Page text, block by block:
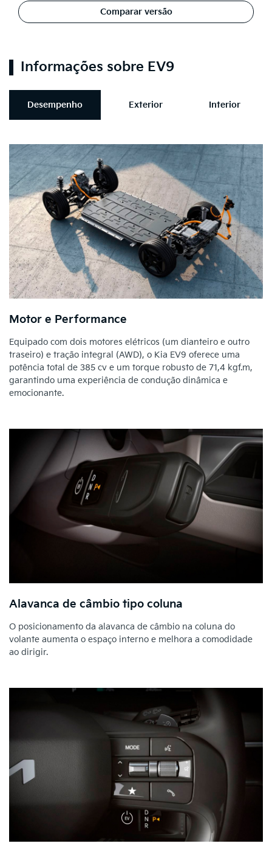
Comparar versão
Informações sobre EV9
Desempenho Exterior Interior
Motor e Performance
Equipado com dois motores elétricos (um dianteiro e outro
traseiro) e tração integral (AWD), o Kia EV9 oferece uma
potência total de 385 cv e um torque robusto de 71,4 kgf.m,
garantindo uma experiência de condução dinâmica e
emocionante.
Alavanca de câmbio tipo coluna
O posicionamento da alavanca de câmbio na coluna do
volante aumenta o espaço interno e melhora a comodidade
ao dirigir.